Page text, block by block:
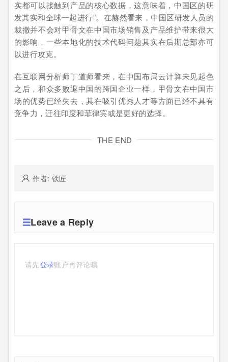
实都可以接触到产品的核心数据，这意味着，中国区的研
发其实和全球一起进行”。在赫然看来，中国区研发人员的
裁撤并不会对甲骨文在中国市场销售及产品维护带来很大
的影响，一些本地化的技术代码问题其实在后期总部亦可
以进行攻克。
在互联网分析师丁道师看来，在中国布局云计算未见起色
之后，和众多败退中国的跨国企业一样，甲骨文在中国市
场的优势已经失去，其在吸引优秀人才等方面已经不具有
竞争力，迁往印度和菲律宾或是更好的选择。
THE END
作者: 铁匠
Leave a Reply
请先登录账户再评论哦